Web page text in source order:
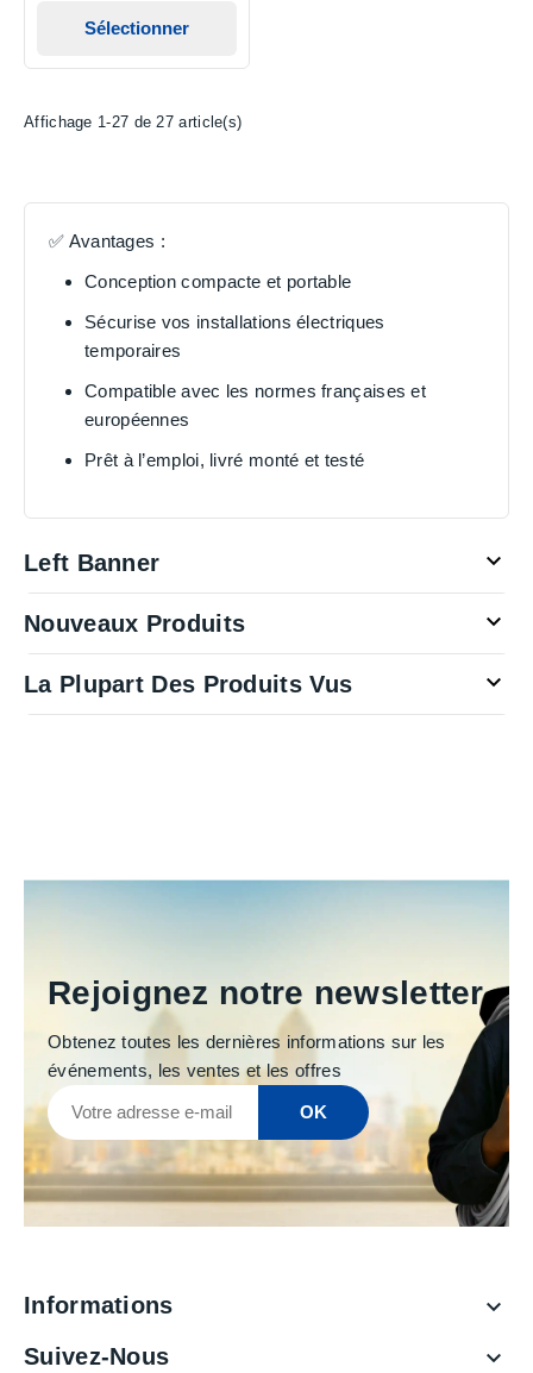
Sélectionner
Affichage 1-27 de 27 article(s)
✅ Avantages :
Conception compacte et portable
Sécurise vos installations électriques
temporaires
Compatible avec les normes françaises et
européennes
Prêt à l’emploi, livré monté et testé
Left Banner 
Nouveaux Produits 
La Plupart Des Produits Vus 
Rejoignez notre newsletter
Obtenez toutes les dernières informations sur les
événements, les ventes et les offres
Informations 
Suivez-Nous 